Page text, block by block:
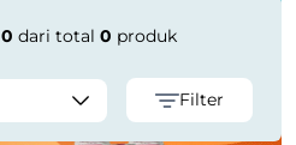
0 dari total 0 produk
Filter